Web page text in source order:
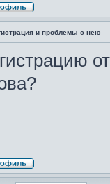
и проблемы с нею